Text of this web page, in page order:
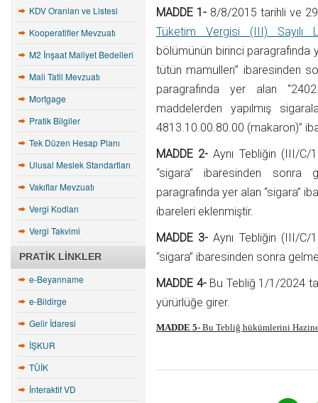
KDV Oranları ve Listesi
Kooperatifler Mevzuatı
M2 İnşaat Maliyet Bedelleri
Mali Tatil Mevzuatı
Mortgage
Pratik Bilgiler
Tek Düzen Hesap Planı
Ulusal Meslek Standartları
Vakıflar Mevzuatı
Vergi Kodları
Vergi Takvimi
PRATIK LINKLER
e-Beyanname
e-Bildirge
Gelir İdaresi
İŞKUR
TÜİK
İnteraktif VD
MADDE 1- 8/8/2015 tarihli ve
Tüketim Vergisi (III) Sayılı
bölümünün birinci paragrafında
tütün mamulleri” ibaresinden
paragrafında yer alan
maddelerden yapılmış
4813.10.00.80.00 (makaron)”
MADDE 2-Aynı Tebliğin (III/C/
“sigara” ibaresinden
paragrafında yer alan “sigara”
ibareleri eklenmiştir.
MADDE 3-Aynı Tebliğin (III/C/
“sigara” ibaresinden sonra
MADDE 4- Bu Tebliğ 1/1/2024
yürürlüğe girer.
MADDE 5- Bu Tebliğ hükümlerini